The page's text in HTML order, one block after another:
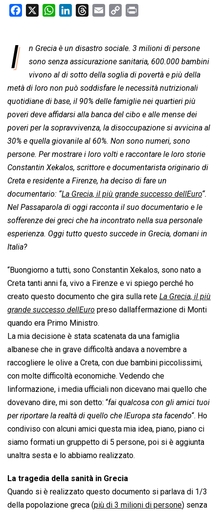
o
k
W
t
s
A
p
p
k
e
d
I
n
e
a
d
s
i
l
y
L
i
n
k
n
t
I
n Grecia è un disastro sociale. 3 milioni di persone
sono senza assicurazione sanitaria, 600.000 bambini
vivono al di sotto della soglia di povertà e più della
metà di loro non può soddisfare le necessità nutrizionali
quotidiane di base, il 90% delle famiglie nei quartieri più
poveri deve affidarsi alla banca del cibo e alle mense dei
poveri per la sopravvivenza, la disoccupazione si avvicina al
30% e quella giovanile al 60%. Non sono numeri, sono
persone. Per mostrare i loro volti e raccontare le loro storie
Constantin Xekalos, scrittore e documentarista originario di
Creta e residente a Firenze, ha deciso di fare un
documentario: “La Grecia, il più grande successo dellEuro“.
Nel Passaparola di oggi racconta il suo documentario e le
sofferenze dei greci che ha incontrato nella sua personale
esperienza. Oggi tutto questo succede in Grecia, domani in
Italia?
“Buongiorno a tutti, sono Constantin Xekalos, sono nato a
Creta tanti anni fa, vivo a Firenze e vi spiego perché ho
creato questo documento che gira sulla rete  La Grecia, il più
grande successo dellEuro  preso dallaffermazione di Monti
quando era Primo Ministro.
La mia decisione è stata scatenata da una famiglia
albanese che in grave difficoltà andava a novembre a
raccogliere le olive a Creta, con due bambini piccolissimi,
con molte difficoltà economiche. Vedendo che
linformazione, i media ufficiali non dicevano mai quello che
dovevano dire, mi son detto: “fai qualcosa con gli amici tuoi
per riportare la realtà di quello che lEuropa sta facendo“. Ho
condiviso con alcuni amici questa mia idea, piano, piano ci
siamo formati un gruppetto di 5 persone, poi si è aggiunta
unaltra sesta e lo abbiamo realizzato.
La tragedia della sanità in Grecia
Quando si è realizzato questo documento si parlava di 1/3
della popolazione greca (più di 3 milioni di persone) senza